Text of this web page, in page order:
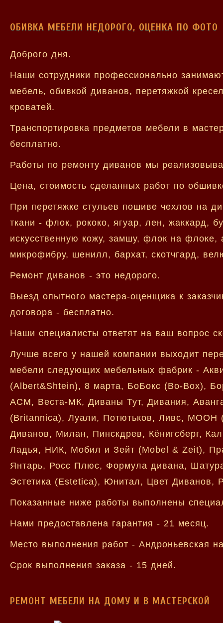
ОБИВКА МЕБЕЛИ НЕДОРОГО, ОЦЕНКА ПО ФОТО
Доброго дня.
Наши сотрудники профессионально
мебель, обивкой диванов, перетяжкой
кроватей.
Транспортировка предметов мебели в
бесплатно.
Работы по ремонту диванов мы
Цена, стоимость сделанных работ по
При перетяжке стульев пошиве чехлов на
ткани - флок, рококо, ягуар, лен, жаккард,
искусственную кожу, замшу, флок на флоке,
микрофибру, шенилл, бархат, скотчгард,
Ремонт диванов - это недорого.
Выезд опытного мастера-оценщика к
договора - бесплатно.
Наши специалисты ответят на ваш вопрос
Лучше всего у нашей компании выходит
мебели следующих мебельных фабрик -
(Albert&Shtein), 8 марта, БоБокс (Bo-Box),
АСМ, Веста-МК, Диваны Тут, Дивания,
(Britannica), Луали, Потютьков, Ливс, МООН
Диванов, Милан, Пинскдрев, Кёнигсберг,
Ладья, НИК, Мобил и Зейт (Mobel & Zeit),
Янтарь, Росс Плюс, Формула дивана,
Эстетика (Estetica), Юнитал, Цвет
Показанные ниже работы выполнены
Нами предоставлена гарантия - 21 месяц.
Место выполнения работ - Андроньевская
Срок выполнения заказа - 15 дней.
РЕМОНТ МЕБЕЛИ НА ДОМУ И В МАСТЕРСКОЙ